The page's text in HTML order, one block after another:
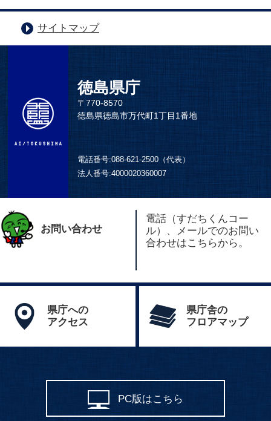
サイトマップ
徳島県庁
〒770-8570
徳島県徳島市万代町1丁目1番地
電話番号:088-621-2500（代表）
法人番号:4000020360007
お問い合わせ
電話（すだちくんコー
ル）、メールでのお問い
合わせはこちらから。
県庁への
アクセス
県庁舎の
フロアマップ
PC版はこちら